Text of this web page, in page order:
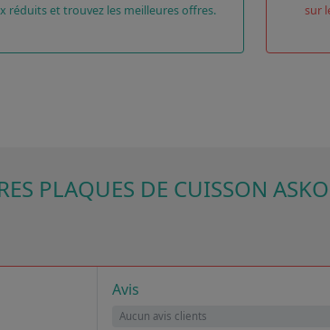
réduits et trouvez les meilleures offres.
sur
PLAQUES DE CUISSON ASKO
Avis
Aucun avis clients